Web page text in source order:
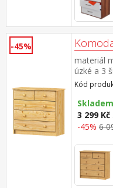
-45%
materiál
úzké a 3
hloubka
Kód
Skladem
3 299 Kč
-45% 6